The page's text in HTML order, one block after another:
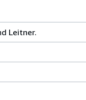
Leitner.